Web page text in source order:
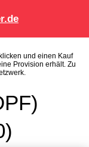
und einen Kauf
Provision erhält. Zu